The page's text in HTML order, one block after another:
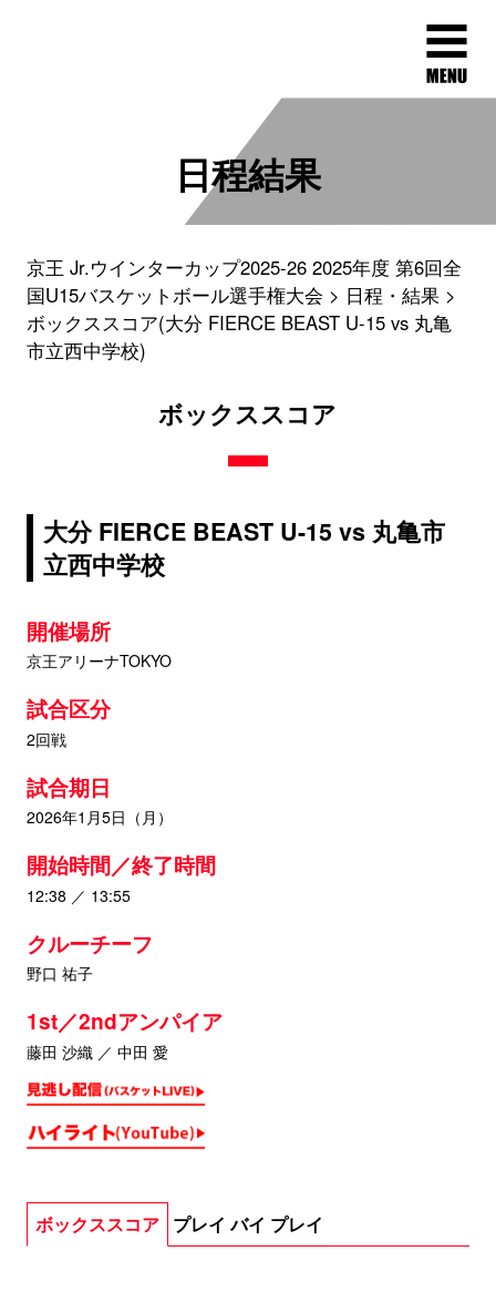
日程結果
京王 Jr.ウインターカップ2025-26 2025年度 第6回全
国U15バスケットボール選手権大会
日程・結果
ボックススコア(大分 FIERCE BEAST U-15 vs 丸亀
市立西中学校)
ボックススコア
大分 FIERCE BEAST U-15 vs 丸亀市
立西中学校
開催場所
京王アリーナTOKYO
試合区分
2回戦
試合期日
2026年1月5日（月）
開始時間／終了時間
12:38 ／ 13:55
クルーチーフ
野口 祐子
1st／2ndアンパイア
藤田 沙織 ／ 中田 愛
ボックススコア プレイ バイ プレイ